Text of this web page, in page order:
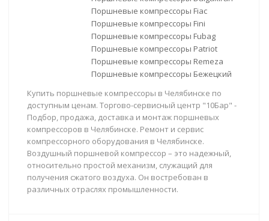
Поршневые компрессоры Fiac
Поршневые компрессоры Fini
Поршневые компрессоры Fubag
Поршневые компрессоры Patriot
Поршневые компрессоры Remeza
Поршневые компрессоры Бежецкий
Купить поршневые компрессоры в Челябинске по
доступным ценам. Торгово-сервисный центр "10Бар" -
Подбор, продажа, доставка и монтаж поршневых
компрессоров в Челябинске. Ремонт и сервис
компрессорного оборудования в Челябинске.
Воздушный поршневой компрессор – это надежный,
относительно простой механизм, служащий для
получения сжатого воздуха. Он востребован в
различных отраслях промышленности.